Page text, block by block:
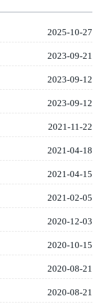
2025-10-27
2023-09-21
2023-09-12
2023-09-12
2021-11-22
2021-04-18
2021-04-15
2021-02-05
2020-12-03
2020-10-15
2020-08-21
2020-08-21